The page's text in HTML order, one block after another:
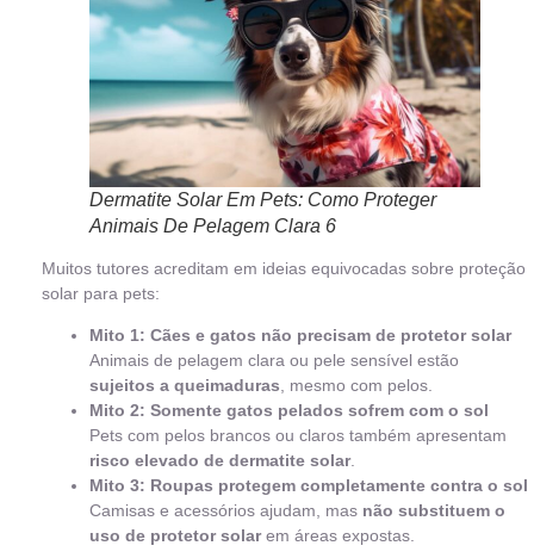
Dermatite Solar Em Pets: Como Proteger
Animais De Pelagem Clara 6
Muitos tutores acreditam em ideias equivocadas sobre proteção
solar para pets:
Mito 1: Cães e gatos não precisam de protetor solar
Animais de pelagem clara ou pele sensível estão
sujeitos a queimaduras, mesmo com pelos.
Mito 2: Somente gatos pelados sofrem com o sol
Pets com pelos brancos ou claros também apresentam
risco elevado de dermatite solar.
Mito 3: Roupas protegem completamente contra o sol
Camisas e acessórios ajudam, mas não substituem o
uso de protetor solarem áreas expostas.